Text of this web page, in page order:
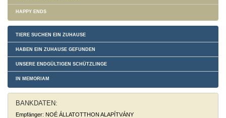
HAPPY ENDS
TIERE SUCHEN EIN ZUHAUSE
HABEN EIN ZUHAUSE GEFUNDEN
UNSERE ENDGÜLTIGEN SCHÜTZLINGE
IN MEMORIAM
BANKDATEN:
Empfänger: NOÉ ÁLLATOTTHON ALAPÍTVÁNY